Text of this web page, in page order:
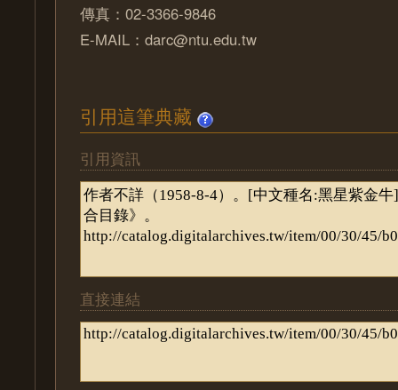
傳真：02-3366-9846
E-MAIL：darc@ntu.edu.tw
引用這筆典藏
引用資訊
直接連結